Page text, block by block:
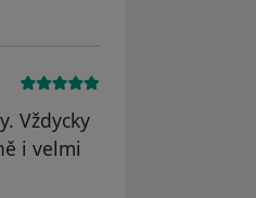
Vždycky
i velmi